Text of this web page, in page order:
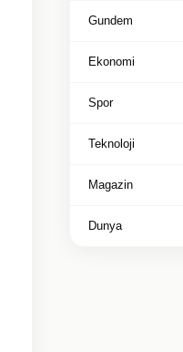
Gundem
Ekonomi
Spor
Teknoloji
Magazin
Dunya